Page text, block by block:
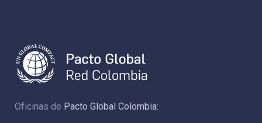
Oficinas de Pacto Global Colombia: